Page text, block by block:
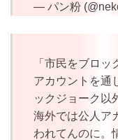
— パン粉
「市民をブロ
アカウントを通
ックジョーク以
海外では公人ア
われてんのに。